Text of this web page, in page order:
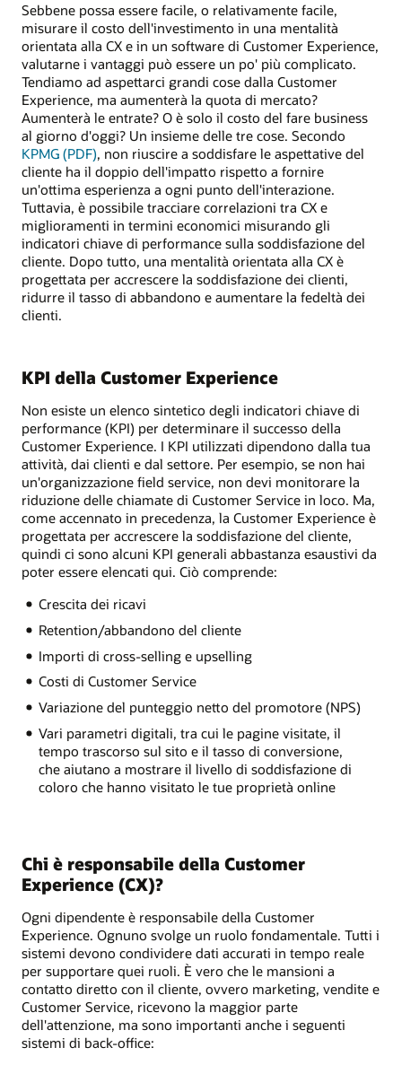
Sebbene possa essere facile, o relativamente facile,
misurare il costo dell'investimento in una mentalità
orientata alla CX e in un software di Customer Experience,
valutarne i vantaggi può essere un po' più complicato.
Tendiamo ad aspettarci grandi cose dalla Customer
Experience, ma aumenterà la quota di mercato?
Aumenterà le entrate? O è solo il costo del fare business
al giorno d'oggi? Un insieme delle tre cose. Secondo
KPMG (PDF), non riuscire a soddisfare le aspettative del
cliente ha il doppio dell'impatto rispetto a fornire
un'ottima esperienza a ogni punto dell'interazione.
Tuttavia, è possibile tracciare correlazioni tra CX e
miglioramenti in termini economici misurando gli
indicatori chiave di performance sulla soddisfazione del
cliente. Dopo tutto, una mentalità orientata alla CX è
progettata per accrescere la soddisfazione dei clienti,
ridurre il tasso di abbandono e aumentare la fedeltà dei
clienti.
KPI della Customer Experience
Non esiste un elenco sintetico degli indicatori chiave di
performance (KPI) per determinare il successo della
Customer Experience. I KPI utilizzati dipendono dalla tua
attività, dai clienti e dal settore. Per esempio, se non hai
un'organizzazione field service, non devi monitorare la
riduzione delle chiamate di Customer Service in loco. Ma,
come accennato in precedenza, la Customer Experience è
progettata per accrescere la soddisfazione del cliente,
quindi ci sono alcuni KPI generali abbastanza esaustivi da
poter essere elencati qui. Ciò comprende:
Crescita dei ricavi
Retention/abbandono del cliente
Importi di cross-selling e upselling
Costi di Customer Service
Variazione del punteggio netto del promotore (NPS)
Vari parametri digitali, tra cui le pagine visitate, il
tempo trascorso sul sito e il tasso di conversione,
che aiutano a mostrare il livello di soddisfazione di
coloro che hanno visitato le tue proprietà online
Chi è responsabile della Customer
Experience (CX)?
Ogni dipendente è responsabile della Customer
Experience. Ognuno svolge un ruolo fondamentale. Tutti i
sistemi devono condividere dati accurati in tempo reale
per supportare quei ruoli. È vero che le mansioni a
contatto diretto con il cliente, ovvero marketing, vendite e
Customer Service, ricevono la maggior parte
dell'attenzione, ma sono importanti anche i seguenti
sistemi di back-office: